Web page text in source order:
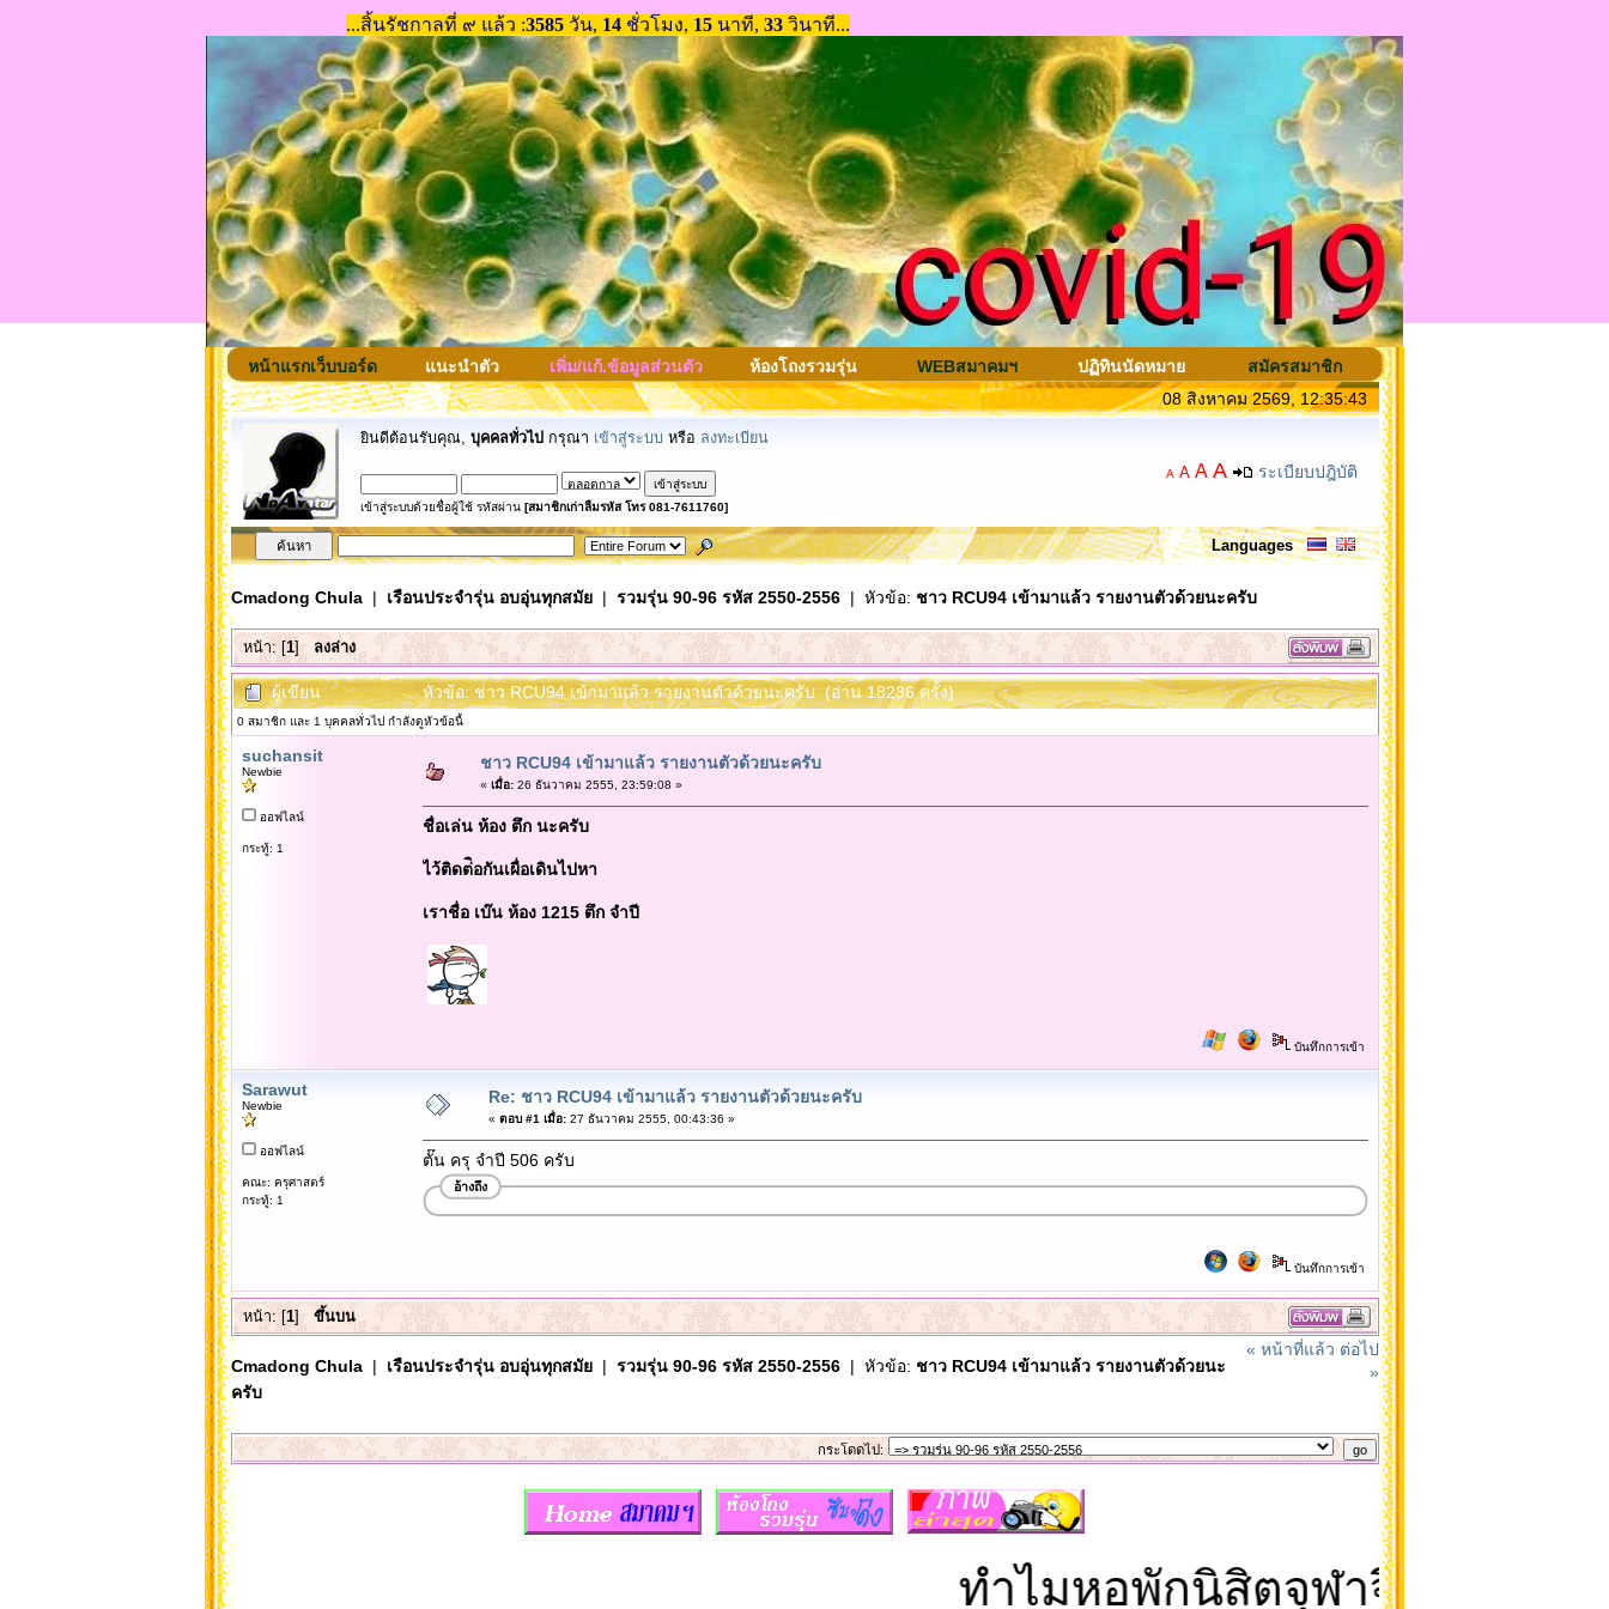
หน้าแรกเว็บบอร์ด แนะนำตัว เพิ่ม/แก้.ข้อมูลส่วนตัว ห้องโถงรวมรุ่น WEBสมาคมฯ ปฏิทินนัดหมาย
สมัครสมาชิก
08 สิงหาคม 2569, 12:35:43
ยินดีต้อนรับคุณ, บุคคลทั่วไป กรุณา เข้าสู่ระบบ หรือ ลงทะเบียน
เข้าสู่ระบบด้วยชื่อผู้ใช้ รหัสผ่าน [สมาชิกเก่าลืมรหัส โทร 081-7611760]
A A A A ระเบียบปฎิบัติ
Languages
Cmadong Chula| เรือนประจำรุ่น อบอุ่นทุกสมัย| รวมรุ่น 90-96 รหัส 2550-2556| หัวข้อ: ชาว RCU94 เข้ามาแล้ว รายงานตัวด้วยนะครับ
หน้า: [1] ลงล่าง
ผู้เขียน หัวข้อ: ชาว RCU94 เข้ามาแล้ว รายงานตัวด้วยนะครับ (อ่าน 18236 ครั้ง)
0 สมาชิก และ 1 บุคคลทั่วไป กำลังดูหัวข้อนี้
suchansit
Newbie
ออฟไลน์
กระทู้: 1
ชาว RCU94 เข้ามาแล้ว รายงานตัวด้วยนะครับ
« เมื่อ:26 ธันวาคม 2555, 23:59:08 »
ชื่อเล่น ห้อง ตึก นะครับ
ไว้ติดต่ิอกันเผื่อเดินไปหา
เราชื่อ เบ๊น ห้อง 1215 ตึก จำปี
บันทึกการเข้า
Sarawut
Newbie
ออฟไลน์
คณะ: ครุศาสตร์
กระทู้: 1
Re: ชาว RCU94 เข้ามาแล้ว รายงานตัวด้วยนะครับ
« ตอบ #1 เมื่อ:27 ธันวาคม 2555, 00:43:36 »
ตั๊น ครุ จำปี 506 ครับ
อ้างถึง
บันทึกการเข้า
หน้า: [1] ขึ้นบน
Cmadong Chula| เรือนประจำรุ่น อบอุ่นทุกสมัย| รวมรุ่น 90-96 รหัส 2550-2556| หัวข้อ: ชาว RCU94 เข้ามาแล้ว รายงานตัวด้วยนะ
ครับ
« หน้าที่แล้ว ต่อไป
»
กระโดดไป:
ทำไมหอพักนิสิตจุฬาจึงเป็นดิน